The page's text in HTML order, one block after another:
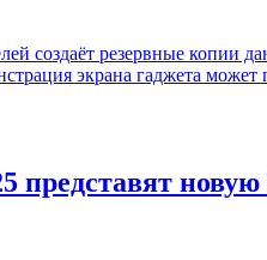
создаёт резервные копии
экрана гаджета может
представят